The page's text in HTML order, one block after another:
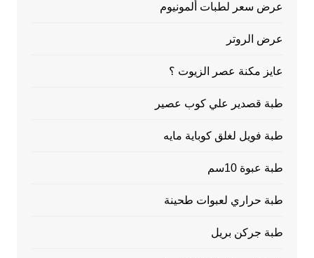
عرض سعر لطبات ألمونيوم
عرض الروتر
عايز مكنة عصر الزيوت ؟
طبة قصدير علي كوب عصير
طبة فويل لغلق كوباية مايه
طبة عبوة 10سم
طبة حراري لعبوات طحينة
طبة جركن بريل